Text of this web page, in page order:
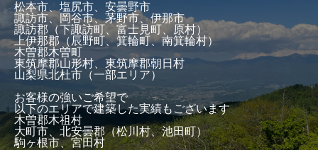
松本市、塩尻市、安曇野市
諏訪市、岡谷市、茅野市、伊那市
諏訪郡（下諏訪町、富士見町、原村）
上伊那郡（辰野町、箕輪町、南箕輪村）
木曽郡木曽町
東筑摩郡山形村、東筑摩郡朝日村
山梨県北杜市（一部エリア）
お客様の強いご希望で
以下のエリアで建築した実績もございます
木曽郡木祖村
大町市、北安曇郡（松川村、池田町）
駒ヶ根市、宮田村